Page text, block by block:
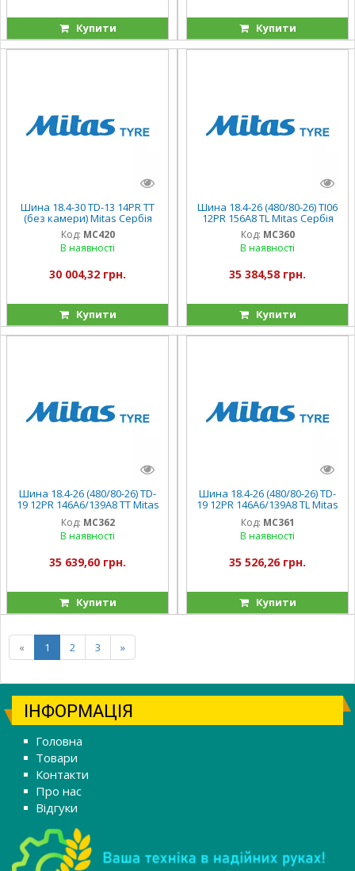
Купити Купити
Шина 18.4-30 TD-13 14PR TT
(без камери) Mitas Сербія
Код: MC420
В наявності
30 004,32 грн.
Купити
Шина 18.4-26 (480/80-26) TI06
12PR 156A8 TL Mitas Сербія
Код: MC360
В наявності
35 384,58 грн.
Купити
Шина 18.4-26 (480/80-26) TD-
19 12PR 146A6/139A8 TT Mitas
Сербія
Код: MC362
В наявності
35 639,60 грн.
Купити
Шина 18.4-26 (480/80-26) TD-
19 12PR 146A6/139A8 TL Mitas
Сербія
Код: MC361
В наявності
35 526,26 грн.
Купити
« 1 2 3 »
ІНФОРМАЦІЯ
Головна
Товари
Контакти
Про нас
Відгуки